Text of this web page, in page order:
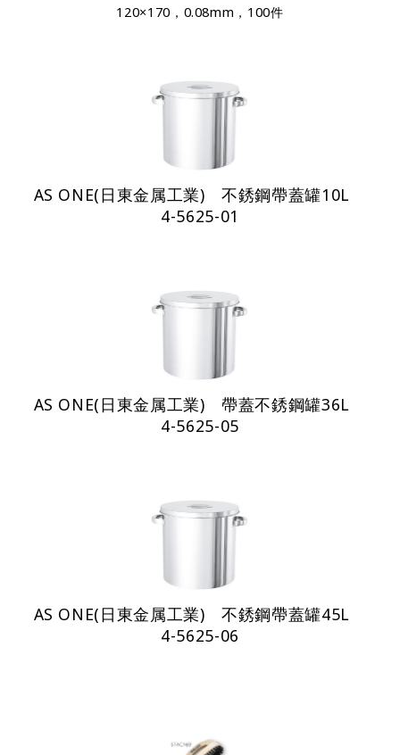
120×170，0.08mm，100件
AS ONE(日東金属工業) 不銹鋼帶蓋罐10L
4-5625-01
AS ONE(日東金属工業) 帶蓋不銹鋼罐36L
4-5625-05
AS ONE(日東金属工業) 不銹鋼帶蓋罐45L
4-5625-06